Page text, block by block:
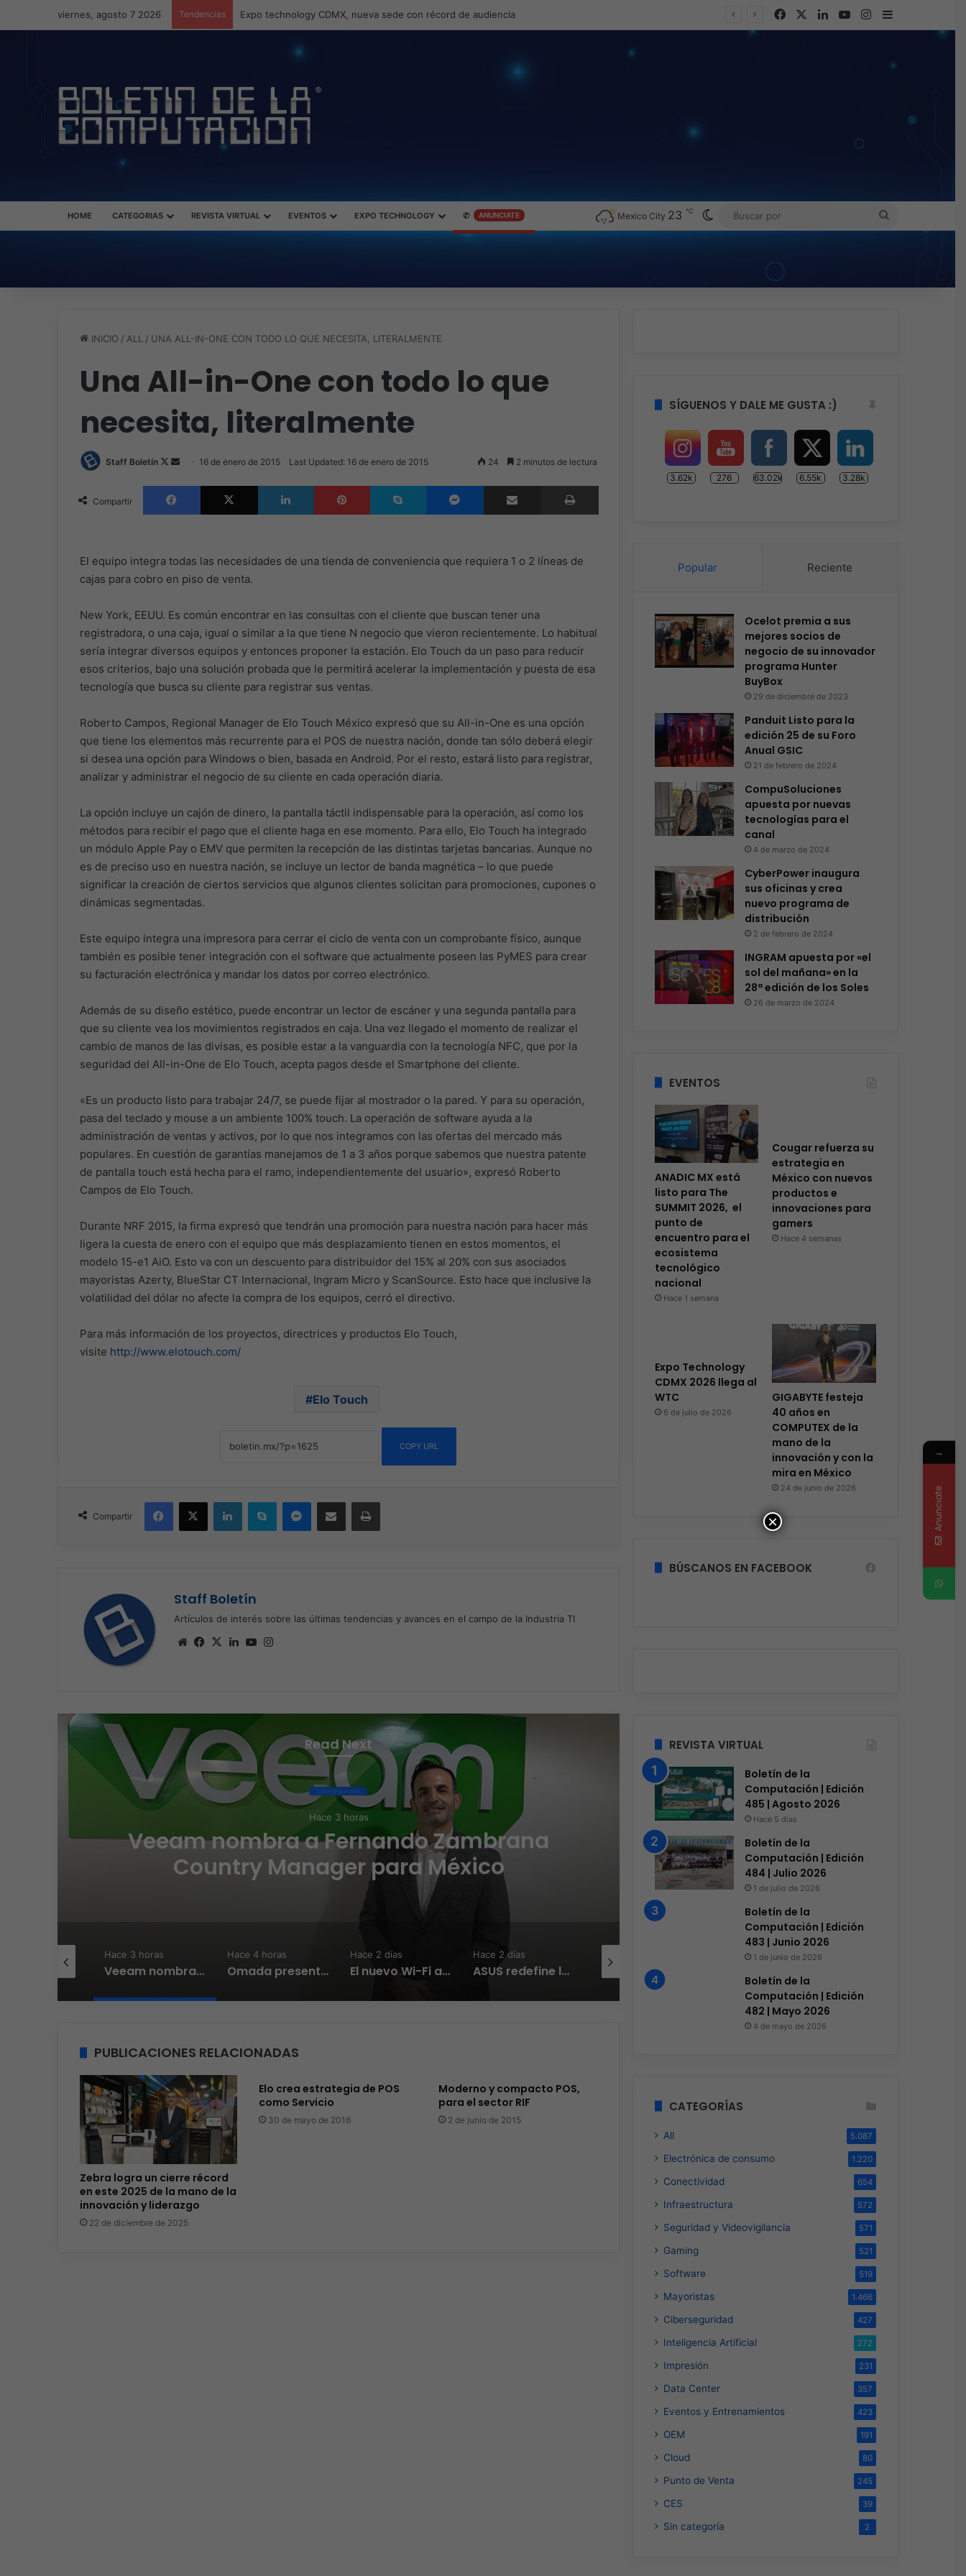
viernes, agosto 7 2026 Tendencias Veeam nombra a Fernando Zambrana Country Manager para México FacebookLinkedInYouTubeInstagram
Barra lateral
HOME CATEGORIAS REVISTA VIRTUAL EVENTOS EXPO TECHNOLOGY ✆ ANUNCIATE Mexico City 23 ℃ Switch skin
BUSCAR
INICIO / ALL / UNA ALL-IN-ONE CON TODO LO QUE NECESITA, LITERALMENTE
Una All-in-One con todo lo que
necesita, literalmente
Staff Boletín
Follow
X
Send 16 de enero de 2015 Last Updated: 16 de enero de 2015 24 2 minutos de lectura
Compartir
Facebook X LinkedIn Pinterest Skype Messenger Compartir por correo electrónico Imprimir
El equipo integra todas las necesidades de una tienda de conveniencia que requiera 1 o 2 líneas de
cajas para cobro en piso de venta.
New York, EEUU. Es común encontrar en las consultas con el cliente que buscan tener una
registradora, o una caja, igual o similar a la que tiene N negocio que vieron recientemente. Lo habitual
sería integrar diversos equipos y entonces proponer la estación. Elo Touch da un paso para reducir
esos criterios, bajo una solución probada que le permitirá acelerar la implementación y puesta de esa
tecnología que busca su cliente para registrar sus ventas.
Roberto Campos, Regional Manager de Elo Touch México expresó que su All-in-One es una opción
que tiene los elementos más recurrente para el POS de nuestra nación, donde tan sólo deberá elegir
si desea una opción para Windows o bien, basada en Android. Por el resto, estará listo para registrar,
analizar y administrar el negocio de su cliente en cada operación diaria.
La opción incluye un cajón de dinero, la pantalla táctil indispensable para la operación, así como los
métodos para recibir el pago que el cliente haga en ese momento. Para ello, Elo Touch ha integrado
un módulo Apple Pay o EMV que permiten la recepción de las distintas tarjetas bancarias. Aunque no
es de preciso uso en nuestra nación, se incluye un lector de banda magnética – lo que puede
significar la creación de ciertos servicios que algunos clientes solicitan para promociones, cupones o
dinámicas segmentadas.
Este equipo integra una impresora para cerrar el ciclo de venta con un comprobante físico, aunque
también es posible tener integración con el software que actualmente poseen las PyMES para crear
su facturación electrónica y mandar los datos por correo electrónico.
Además de su diseño estético, puede encontrar un lector de escáner y una segunda pantalla para
que su cliente vea los movimientos registrados en caja. Una vez llegado el momento de realizar el
cambio de manos de las divisas, es posible estar a la vanguardia con la tecnología NFC, que por la
seguridad del All-in-One de Elo Touch, acepta pagos desde el Smartphone del cliente.
«Es un producto listo para trabajar 24/7, se puede fijar al mostrador o la pared. Y para su operación,
pasa del teclado y mouse a un ambiente 100% touch. La operación de software ayuda a la
administración de ventas y activos, por lo que nos integramos con las ofertas del mercado más
populares. En cuestión de garantías manejamos de 1 a 3 años porque sabemos que nuestra patente
de pantalla touch está hecha para el ramo, independientemente del usuario», expresó Roberto
Campos de Elo Touch.
Durante NRF 2015, la firma expresó que tendrán una promoción para nuestra nación para hacer más
ligera la cuesta de enero con el equipo que más desplazamiento tienen en estos momentos, el
modelo 15-e1 AiO. Esto va con un descuento para distribuidor del 15% al 20% con sus asociados
mayoristas Azerty, BlueStar CT Internacional, Ingram Micro y ScanSource. Esto hace que inclusive la
volatilidad del dólar no afecte la compra de los equipos, cerró el directivo.
Para más información de los proyectos, directrices y productos Elo Touch,
visite http://www.elotouch.com/
Elo Touch
COPY URL
Compartir
Facebook
X LinkedInSkype MessengerCompartir por correo electrónicoImprimir
Staff Boletín
Artículos de interés sobre las últimas tendencias y avances en el campo de la Industria TI
SitioFacebook
X LinkedInYouTube
Read Next
Ciberseguridad
Hace 3 horas
Veeam nombra a Fernando Zambrana
Country Manager para México
Omada presenta los
Gateways que
implementación,
aumentan la
Hace 3 horas
Veeam nombra a Fernando Zambrana Country Manager para México
Hace 4 horas
Omada presenta los nuevos Fusion Gateways que simplifican la implementación, reducen costos y aumentan la eficiencia operativa
Hace 2 días
El nuevo Wi-Fi ahora piensa, la IA transforma la conexión del día a día
Hace 2 días
ASUS redefine la productividad y el gaming con la experiencia Duo
Hace 3 días
PUBLICACIONES RELACIONADAS
Zebra logra un cierre récord
en este 2025 de la mano de la
innovación y liderazgo
22 de diciembre de 2025
Elo crea estrategia de POS
como Servicio
30 de mayo de 2016
Moderno y compacto POS,
para el sector RIF
2 de junio de 2015
SÍGUENOS Y DALE ME GUSTA :)
3.62k 276 63.02k 6.55k 3.28k
Popular Reciente
Ocelot premia a sus
mejores socios de
negocio de su innovador
programa Hunter
BuyBox
29 de diciembre de 2023
Panduit Listo para la
edición 25 de su Foro
Anual GSIC
21 de febrero de 2024
CompuSoluciones
apuesta por nuevas
tecnologías para el
canal
4 de marzo de 2024
CyberPower inaugura
sus oficinas y crea
nuevo programa de
distribución
2 de febrero de 2024
INGRAM apuesta por «el
sol del mañana» en la
28ª edición de los Soles
26 de marzo de 2024
EVENTOS
ANADIC MX está
listo para The
SUMMIT 2026, el
punto de
encuentro para el
ecosistema
tecnológico
nacional
Hace 1 semana
Cougar refuerza su
estrategia en
México con nuevos
productos e
innovaciones para
gamers
Hace 4 semanas
Expo Technology
CDMX 2026 llega al
WTC
6 de julio de 2026
GIGABYTE festeja
40 años en
COMPUTEX de la
mano de la
innovación y con la
mira en México
24 de junio de 2026
BÚSCANOS EN FACEBOOK
REVISTA VIRTUAL
Boletín de la
Computación | Edición
485 | Agosto 2026
Hace 5 días
Boletín de la
Computación | Edición
484 | Julio 2026
1 de julio de 2026
Boletín de la
Computación | Edición
483 | Junio 2026
1 de junio de 2026
Boletín de la
Computación | Edición
482 | Mayo 2026
4 de mayo de 2026
CATEGORÍAS
All 5.087
Electrónica de consumo 1.220
Conectividad 654
Infraestructura 572
Seguridad y Videovigilancia 571
Gaming 521
Software 519
Mayoristas 1.466
Ciberseguridad 427
Inteligencia Artificial 272
Impresión 231
Data Center 357
Eventos y Entrenamientos 423
OEM 191
Cloud 80
Punto de Venta 245
CES 39
Sin categoría 2
×
→
Anunciate